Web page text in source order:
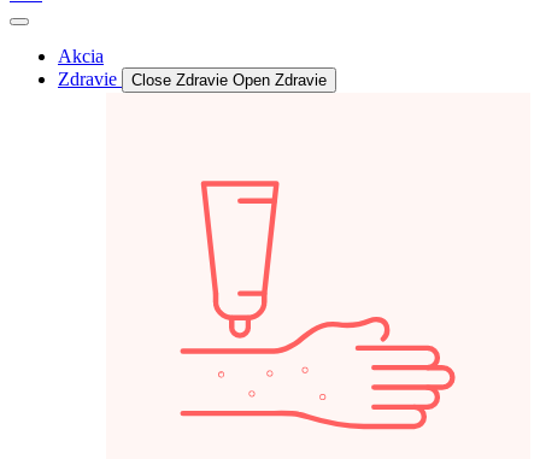
Akcia
Zdravie
Close Zdravie Open Zdravie